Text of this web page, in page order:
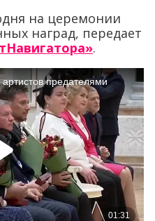
на церемонии
наград, передает
.